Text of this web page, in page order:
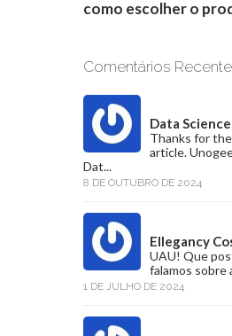
como escolher o
Comentários
Data
Thanks for
article.
Dat...
8 DE OUTUBRO DE 2024
Ellegancy
UAU! Que
falamos sobre
1 DE JULHO DE 2024